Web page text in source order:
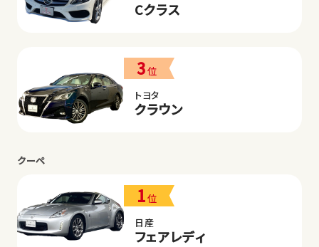
Cクラス
3位
トヨタ
クラウン
クーペ
1位
日産
フェアレディ